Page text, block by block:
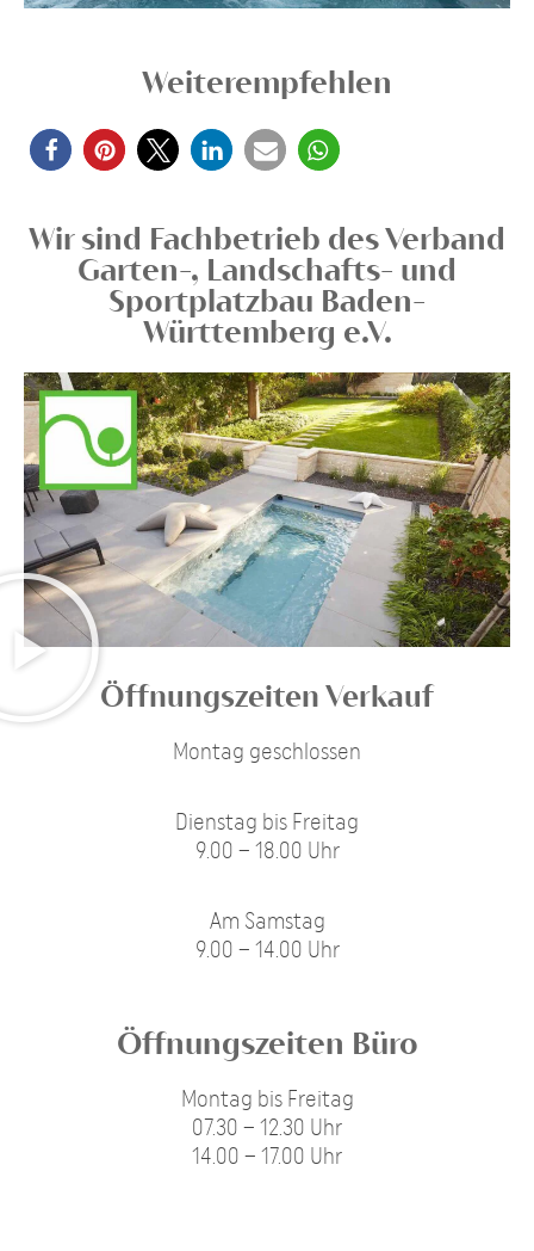
Weiterempfehlen
Wir sind Fachbetrieb des Verband
Garten-, Landschafts- und
Sportplatzbau Baden-
Württemberg e.V.
Öffnungszeiten Verkauf
Montag geschlossen
Dienstag bis Freitag
9.00 – 18.00 Uhr
Am Samstag
9.00 – 14.00 Uhr
Öffnungszeiten Büro
Montag bis Freitag
07.30 – 12.30 Uhr
14.00 – 17.00 Uhr